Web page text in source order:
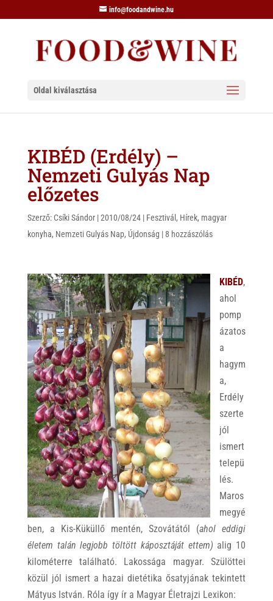
info@foodandwine.hu
Oldal kiválasztása
KIBÉD (Erdély) –
Nemzeti Gulyás Nap
előzetes
Szerző: Csíki Sándor|2010/08/24| Fesztivál , Hírek, magyar
konyha, Nemzeti Gulyás Nap, Újdonság |8 hozzászólás
KIBÉD,
ahol
pomp
ázatos
a
hagym
a,
Erdély
szerte
jól
ismert
telepü
lés.
Maros
megyé
ben, a Kis-Küküllő mentén, Szovátától (ahol eddigi
életem talán legjobb töltött káposztáját ettem) alig 10
kilométerre található. Lakossága magyar. Szülöttei
közül jól ismert a hazai dietétika ősatyjának tekintett
Mátyus István. Róla így ír a Magyar Életrajzi Lexikon: